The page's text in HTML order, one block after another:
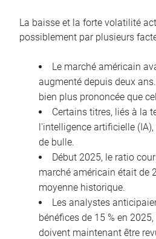
La baisse et la forte volatilité
possiblement par plusieurs
Le marché américain
augmenté depuis deux
bien plus prononcée que
Certains titres, liés à la
l'intelligence artificielle
de bulle.
Début 2025, le ratio
marché américain était de
moyenne historique.
Les analystes
bénéfices de 15 % en
doivent maintenant être